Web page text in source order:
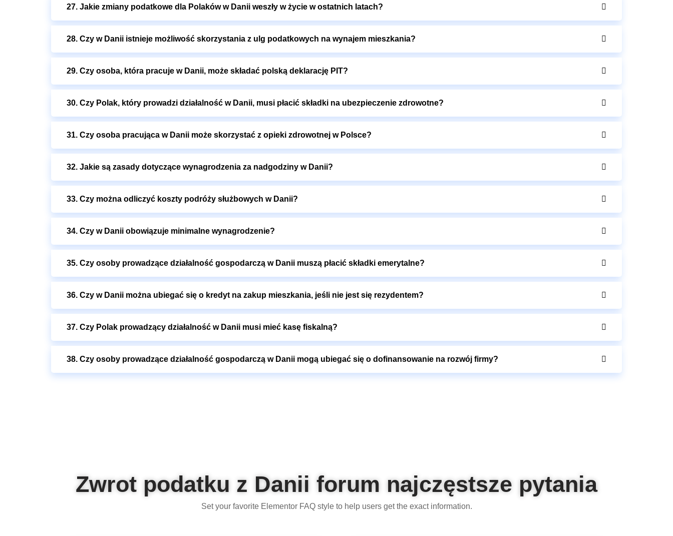
27. Jakie zmiany podatkowe dla Polaków w Danii weszły w życie w ostatnich latach?
28. Czy w Danii istnieje możliwość skorzystania z ulg podatkowych na wynajem mieszkania?
29. Czy osoba, która pracuje w Danii, może składać polską deklarację PIT?
30. Czy Polak, który prowadzi działalność w Danii, musi płacić składki na ubezpieczenie zdrowotne?
31. Czy osoba pracująca w Danii może skorzystać z opieki zdrowotnej w Polsce?
32. Jakie są zasady dotyczące wynagrodzenia za nadgodziny w Danii?
33. Czy można odliczyć koszty podróży służbowych w Danii?
34. Czy w Danii obowiązuje minimalne wynagrodzenie?
35. Czy osoby prowadzące działalność gospodarczą w Danii muszą płacić składki emerytalne?
36. Czy w Danii można ubiegać się o kredyt na zakup mieszkania, jeśli nie jest się rezydentem?
37. Czy Polak prowadzący działalność w Danii musi mieć kasę fiskalną?
38. Czy osoby prowadzące działalność gospodarczą w Danii mogą ubiegać się o dofinansowanie na rozwój firmy?
Zwrot podatku z Danii forum najczęstsze pytania
Set your favorite Elementor FAQ style to help users get the exact information.